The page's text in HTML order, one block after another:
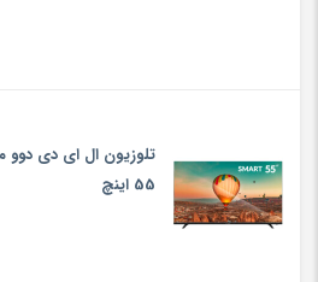
55 اینچ